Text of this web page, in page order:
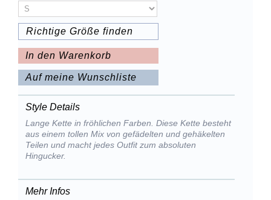
Richtige Größe finden
In den Warenkorb
Auf meine Wunschliste
Style Details
Lange Kette in fröhlichen Farben. Diese Kette besteht
aus einem tollen Mix von gefädelten und gehäkelten
Teilen und macht jedes Outfit zum absoluten
Hingucker.
Mehr Infos